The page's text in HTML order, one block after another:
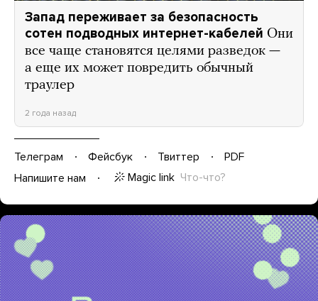
Запад переживает за безопасность
сотен подводных интернет-кабелей Они
все чаще становятся целями разведок —
а еще их может повредить обычный
траулер
2 года назад
Телеграм Фейсбук Твиттер
PDF
Напишите нам
Magic link Что-что?